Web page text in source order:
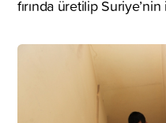
fırında üretilip